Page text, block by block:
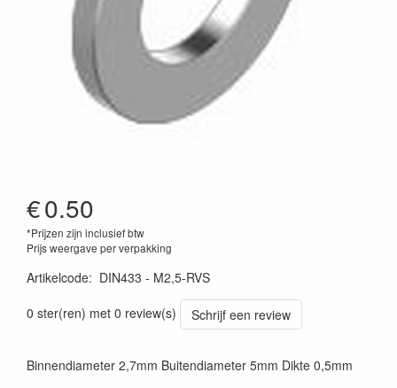
€0.50
*Prijzen zijn inclusief btw
Prijs weergave per verpakking
Artikelcode: DIN433 - M2,5-RVS
0 ster(ren) met 0 review(s)
Schrijf een review
Binnendiameter 2,7mm Buitendiameter 5mm Dikte 0,5mm